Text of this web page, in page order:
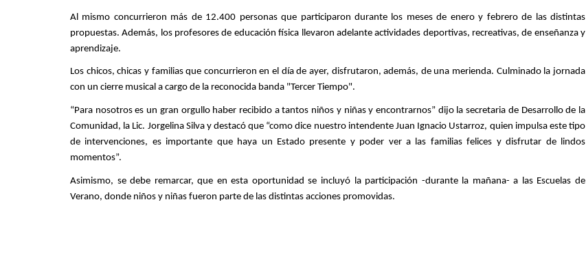
Al mismo concurrieron más de 12.400 personas que participaron durante los meses de enero y febrero de las distintas
propuestas. Además, los profesores de educación física llevaron adelante actividades deportivas, recreativas, de enseñanza y
aprendizaje.
Los chicos, chicas y familias que concurrieron en el día de ayer, disfrutaron, además, de una merienda. Culminado la jornada
con un cierre musical a cargo de la reconocida banda "Tercer Tiempo".
“Para nosotros es un gran orgullo haber recibido a tantos niños y niñas y encontrarnos” dijo la secretaria de Desarrollo de la
Comunidad, la Lic. Jorgelina Silva y destacó que “como dice nuestro intendente Juan Ignacio Ustarroz, quien impulsa este tipo
de intervenciones, es importante que haya un Estado presente y poder ver a las familias felices y disfrutar de lindos
momentos”.
Asimismo, se debe remarcar, que en esta oportunidad se incluyó la participación -durante la mañana- a las Escuelas de
Verano, donde niños y niñas fueron parte de las distintas acciones promovidas.